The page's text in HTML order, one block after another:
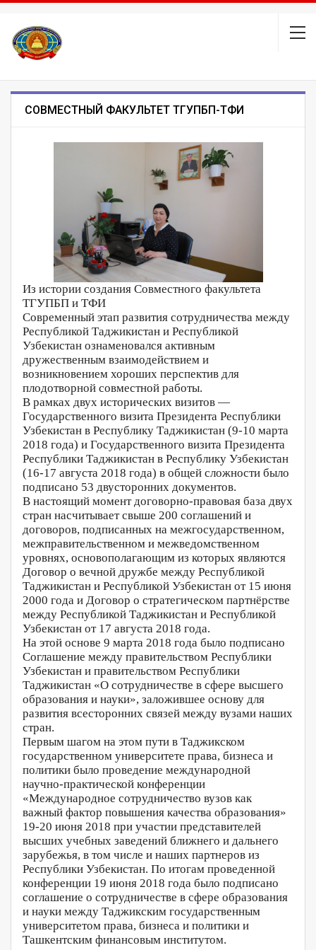
СОВМЕСТНЫЙ ФАКУЛЬТЕТ ТГУПБП-ТФИ
Из истории создания Совместного факультета
ТГУПБП и ТФИ
Современный этап развития сотрудничества между
Республикой Таджикистан и Республикой
Узбекистан ознаменовался активным
дружественным взаимодействием и
возникновением хороших перспектив для
плодотворной совместной работы.
В рамках двух исторических визитов —
Государственного визита Президента Республики
Узбекистан в Республику Таджикистан (9-10 марта
2018 года) и Государственного визита Президента
Республики Таджикистан в Республику Узбекистан
(16-17 августа 2018 года) в общей сложности было
подписано 53 двусторонних документов.
В настоящий момент договорно-правовая база двух
стран насчитывает свыше 200 соглашений и
договоров, подписанных на межгосударственном,
межправительственном и межведомственном
уровнях, основополагающим из которых являются
Договор о вечной дружбе между Республикой
Таджикистан и Республикой Узбекистан от 15 июня
2000 года и Договор о стратегическом партнёрстве
между Республикой Таджикистан и Республикой
Узбекистан от 17 августа 2018 года.
На этой основе 9 марта 2018 года было подписано
Соглашение между правительством Республики
Узбекистан и правительством Республики
Таджикистан «О сотрудничестве в сфере высшего
образования и науки», заложившее основу для
развития всесторонних связей между вузами наших
стран.
Первым шагом на этом пути в Таджикском
государственном университете права, бизнеса и
политики было проведение международной
научно-практической конференции
«Международное сотрудничество вузов как
важный фактор повышения качества образования»
19-20 июня 2018 при участии представителей
высших учебных заведений ближнего и дальнего
зарубежья, в том числе и наших партнеров из
Республики Узбекистан. По итогам проведенной
конференции 19 июня 2018 года было подписано
соглашение о сотрудничестве в сфере образования
и науки между Таджикским государственным
университетом права, бизнеса и политики и
Ташкентским финансовым институтом.